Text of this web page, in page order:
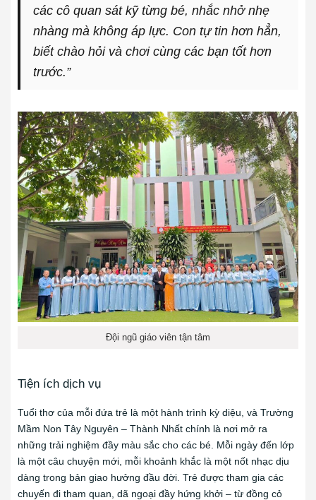
các cô quan sát kỹ từng bé, nhắc nhở nhẹ
nhàng mà không áp lực. Con tự tin hơn hẳn,
biết chào hỏi và chơi cùng các bạn tốt hơn
trước.”
Đội ngũ giáo viên tận tâm
Tiện ích dịch vụ
Tuổi thơ của mỗi đứa trẻ là một hành trình kỳ diệu, và Trường
Mầm Non Tây Nguyên – Thành Nhất chính là nơi mở ra
những trải nghiệm đầy màu sắc cho các bé. Mỗi ngày đến lớp
là một câu chuyện mới, mỗi khoảnh khắc là một nốt nhạc dịu
dàng trong bản giao hưởng đầu đời. Trẻ được tham gia các
chuyến đi tham quan, dã ngoại đầy hứng khởi – từ đồng cỏ